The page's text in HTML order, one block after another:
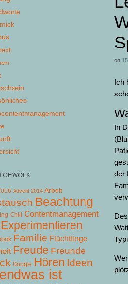
on
Ich
In
der
Advent 2014 Arbeit
Beachtung
Chill Contentmanagement
Experimentieren
Familie Flüchtlinge
Freude Freunde
Google Hören Ideen
ist